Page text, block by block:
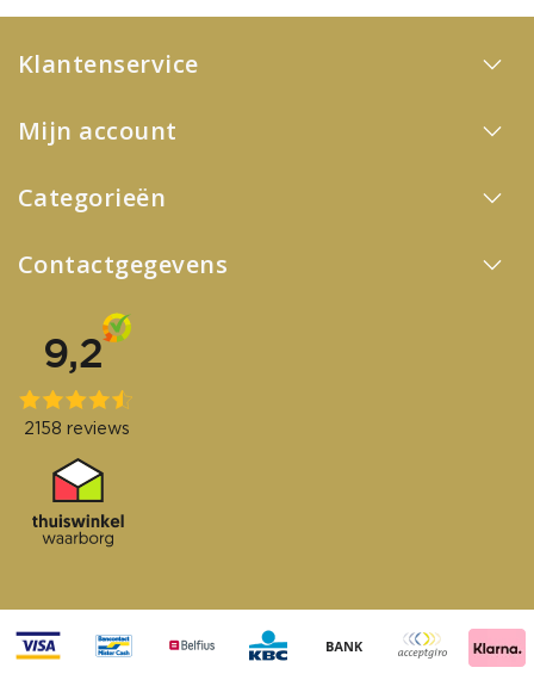
Klantenservice
Mijn account
Categorieën
Contactgegevens